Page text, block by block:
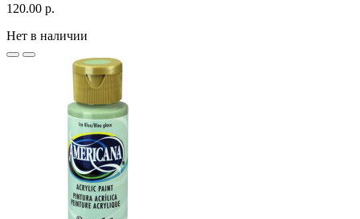
120.00 р.
Нет в наличии